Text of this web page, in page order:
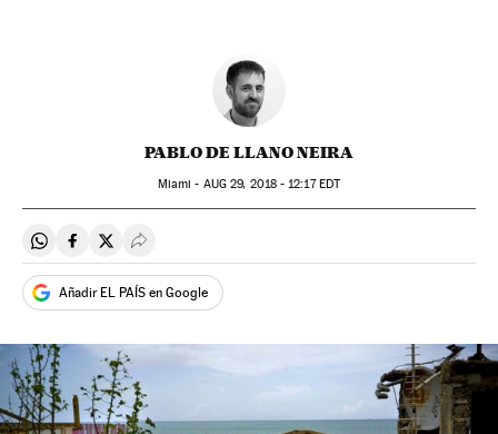
PABLO DE LLANO NEIRA
Miami - AUG 29, 2018 - 12:17EDT
Compartir en Whatsapp
Compartir en Facebook
Compartir en Twitter
Desplegar Redes Sociales
Añadir EL PAÍS en Google